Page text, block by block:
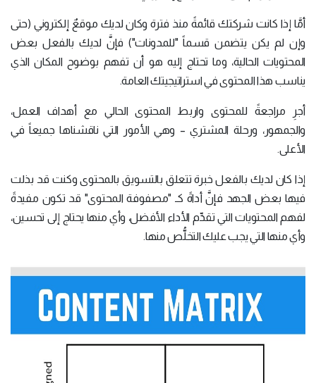
أمَّا إذا كانت شركتك قائمةً منذ فترة وكان لديك موقعٌ إلكتروني (حتى
وإن لم يكن يتضمن قسماً "للمدونات") فإنَّ لديك بالفعل بعض
المحتويات الحالية، وما تحتاج إليه هو أن تفهم بوضوح المكان الذي
يناسب هذا المحتوى في استراتيجيتك العامة.
أجرِ مراجعةً للمحتوى واربط المحتوى الحالي مع أهداف العمل،
والجمهور، ورحلة المشتري – وهي الأمور التي ناقشناها جميعاً في
الأعلى.
إذا كان لديك بالفعل خبرة تتعلق بالتسويق بالمحتوى وكنت قد بذلت
فيها بعض الجهد فإنَّ أداةً كـ "مصفوفة المحتوى" قد تكون مفيدةً
لفهم المحتويات التي تقدِّم الأداء الأفضل، وأي منها يحتاج إلى تحسين،
وأي منها التي يجب عليك التخلُّص منها.